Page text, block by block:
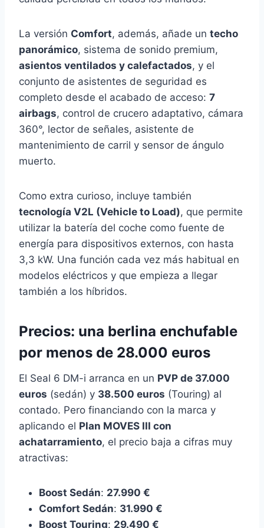
La versión Comfort, además, añade un techo
panorámico, sistema de sonido premium,
asientos ventilados y calefactados, y el
conjunto de asistentes de seguridad es
completo desde el acabado de acceso: 7
airbags, control de crucero adaptativo, cámara
360°, lector de señales, asistente de
mantenimiento de carril y sensor de ángulo
muerto.
Como extra curioso, incluye también
tecnología V2L (Vehicle to Load), que permite
utilizar la batería del coche como fuente de
energía para dispositivos externos, con hasta
3,3 kW. Una función cada vez más habitual en
modelos eléctricos y que empieza a llegar
también a los híbridos.
Precios: una berlina enchufable
por menos de 28.000 euros
El Seal 6 DM-i arranca en un PVP de 37.000
euros (sedán) y 38.500 euros (Touring) al
contado. Pero financiando con la marca y
aplicando el Plan MOVES III con
achatarramiento, el precio baja a cifras muy
atractivas:
Boost Sedán: 27.990 €
Comfort Sedán: 31.990 €
Boost Touring: 29.490 €